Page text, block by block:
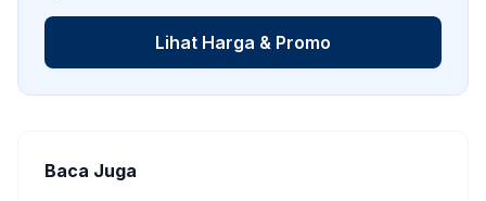
Lihat Harga & Promo
Baca Juga